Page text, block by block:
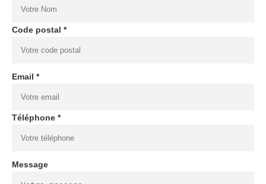
Code postal *
Email *
Téléphone *
Message